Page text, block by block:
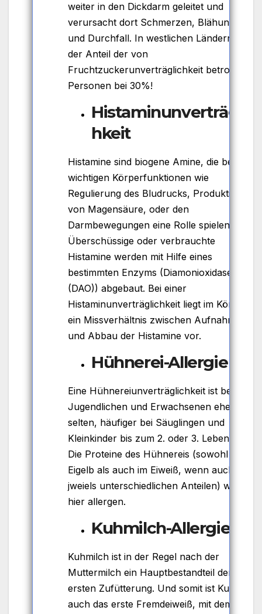
weiter in den Dickdarm geleitet und
verursacht dort Schmerzen, Blähungen
und Durchfall. In westlichen Ländern liegt
der Anteil der von
Fruchtzuckerunverträglichkeit betroffenen
Personen bei 30%!
Histaminunverträglic
hkeit
Histamine sind biogene Amine, die bei
wichtigen Körperfunktionen wie
Regulierung des Bludrucks, Produktion
von Magensäure, oder den
Darmbewegungen eine Rolle spielen.
Überschüssige oder verbrauchte
Histamine werden mit Hilfe eines
bestimmten Enzyms (Diamonioxidase
(DAO)) abgebaut. Bei einer
Histaminunverträglichkeit liegt im Körper
ein Missverhältnis zwischen Aufnahme
und Abbau der Histamine vor.
Hühnerei-Allergie
Eine Hühnereiunverträglichkeit ist bei
Jugendlichen und Erwachsenen eher
selten, häufiger bei Säuglingen und
Kleinkinder bis zum 2. oder 3. Lebensjahr.
Die Proteine des Hühnereis (sowohl im
Eigelb als auch im Eiweiß, wenn auch in
jweiels unterschiedlichen Anteilen) wirken
hier allergen.
Kuhmilch-Allergie
Kuhmilch ist in der Regel nach der
Muttermilch ein Hauptbestandteil der
ersten Zufütterung. Und somit ist Kuhmilch
auch das erste Fremdeiweiß, mit dem der